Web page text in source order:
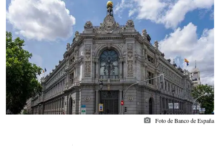
photo_camera Foto de Banco de España